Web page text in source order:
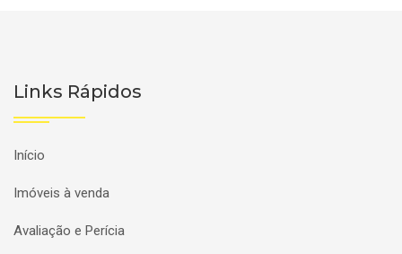
Links Rápidos
Início
Imóveis à venda
Avaliação e Perícia